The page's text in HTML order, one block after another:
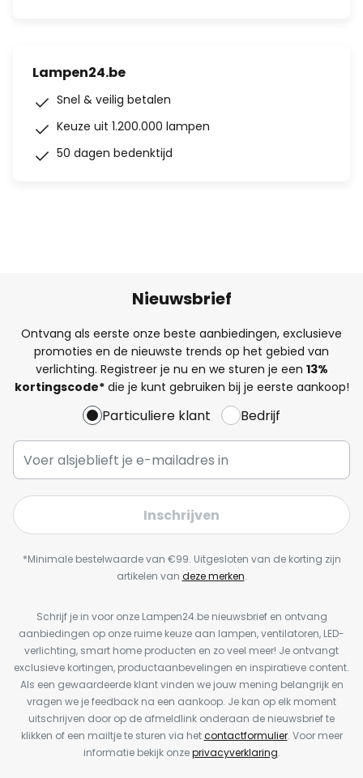
Lampen24.be
Snel & veilig betalen
Keuze uit 1.200.000 lampen
50 dagen bedenktijd
Nieuwsbrief
Ontvang als eerste onze beste aanbiedingen, exclusieve
promoties en de nieuwste trends op het gebied van
verlichting. Registreer je nu en we sturen je een 13%
kortingscode*die je kunt gebruiken bij je eerste aankoop!
Particuliere klant Bedrijf
Inschrijven
*Minimale bestelwaarde van €99. Uitgesloten van de korting zijn
artikelen van deze merken.
Schrijf je in voor onze Lampen24.be nieuwsbrief en ontvang
aanbiedingen op onze ruime keuze aan lampen, ventilatoren, LED-
verlichting, smart home producten en zo veel meer! Je ontvangt
exclusieve kortingen, productaanbevelingen en inspiratieve content.
Als een gewaardeerde klant vinden we jouw mening belangrijk en
vragen we je feedback na een aankoop. Je kan op elk moment
uitschrijven door op de afmeldlink onderaan de nieuwsbrief te
klikken of een mailtje te sturen via hetcontactformulier. Voor meer
informatie bekijk onzeprivacyverklaring.